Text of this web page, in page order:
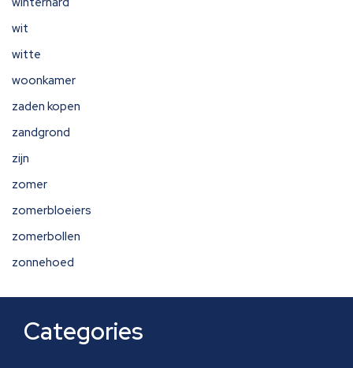
wit
witte
woonkamer
zaden kopen
zandgrond
zijn
zomer
zomerbloeiers
zomerbollen
zonnehoed
Categories